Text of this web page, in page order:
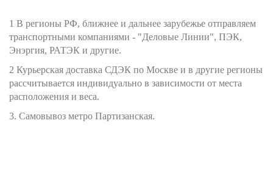
1 В регионы РФ, ближнее и дальнее зарубежье отправляем
транспортными компаниями - "Деловые Линии", ПЭК,
Энэргия, РАТЭК и другие.
2 Курьерская доставка СДЭК по Москве и в другие регионы
рассчитывается индивидуально в зависимости от места
расположения и веса.
3. Самовывоз метро Партизанская.